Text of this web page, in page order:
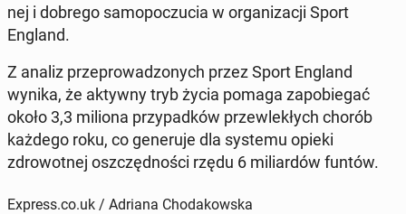
nej i dobrego samopoczu­cia w or­ga­ni­za­cji Sport
England.
Z analiz przeprowad­zonych przez Sport England
wynika, że aktywny tryb życia pomaga za­po­b­ie­gać
około 3,3 miliona przy­pad­ków przewlekłych chorób
każdego roku, co generu­je dla systemu opieki
zdrowot­nej os­zczęd­noś­ci rzędu 6 mil­iardów funtów.
Express.co.uk / Adriana Chodakowska